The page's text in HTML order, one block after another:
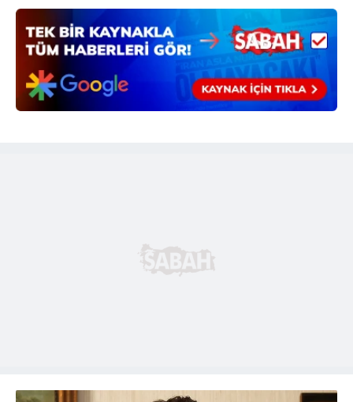
6698 sayılı Kişisel Verilerin Korunması Kanunu uyarınca
hazırlanmış Aydınlatma Metnimizi okumak ve sitemizde
ilgili mevzuata uygun olarak kullanılan çerezlerle ilgili bilgi
almak için lütfen
tıklayınız